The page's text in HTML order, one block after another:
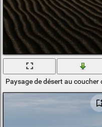
Paysage de désert au